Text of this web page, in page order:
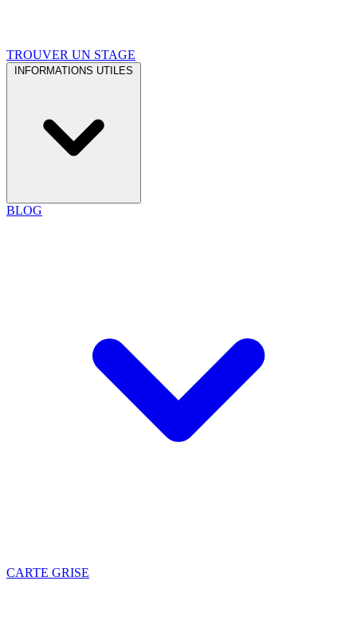
TROUVER UN STAGE
INFORMATIONS UTILES
BLOG
CARTE GRISE